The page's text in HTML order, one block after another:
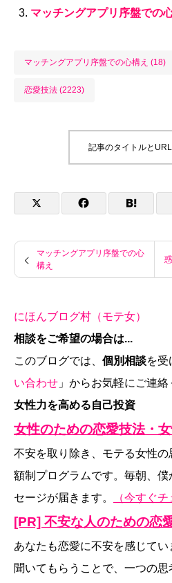
マッチングアプリ序盤での
マッチングアプリ序盤での心構え (18)
恋愛技法 (2223)
記事のタイトルと
マッチングアプリ序盤での心
構え
にほんブログ村（モテ女）
相談をご希望の場合は...
このブログでは、 個別相談を受
い合わせ 」からお気軽にご連絡
女性力を高める自己投資
女性のための恋愛技法・
不安を取り除き、モテる女性の
額制プログラムです。毎朝、
セージが届きます。
（今すぐチ
[PR] 不安な人のための恋
あなたも恋愛に不安を感じて
聞いてもらうことで、一つの